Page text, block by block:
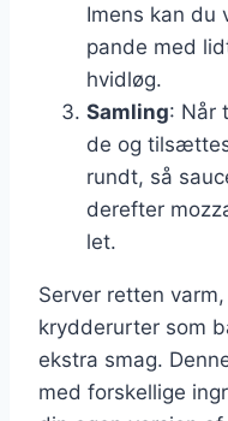
Imens kan du
pande med
hvidløg.
Samling: Når
de og
rundt, så
derefter
let.
Server retten
krydderurter som
ekstra smag.
med forskellige